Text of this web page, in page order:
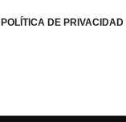
POLÍTICA DE PRIVACIDAD